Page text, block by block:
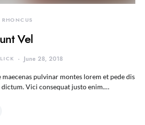
RHONCUS
Vel
June 28, 2018
pulvinar montes lorem et pede dis
Vici consequat justo enim.…